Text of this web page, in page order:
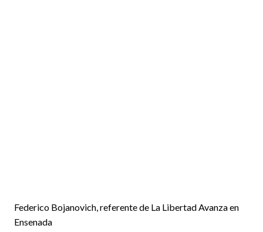
Federico Bojanovich, referente de La Libertad Avanza en
Ensenada